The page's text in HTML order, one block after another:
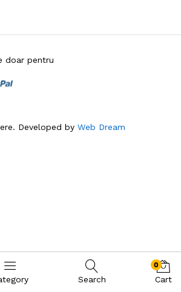
Developed by Web Dream
doar pentru
Search
0
Cart